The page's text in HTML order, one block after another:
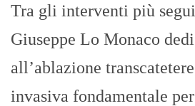
Tra gli interventi più
Giuseppe Lo Monaco
all’ablazione
invasiva fondamentale